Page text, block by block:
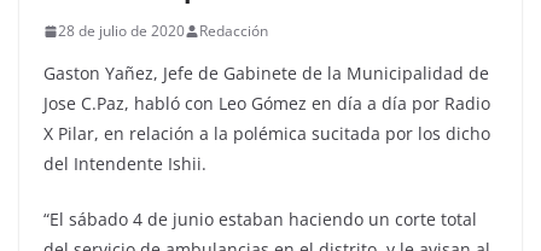
28 de julio de 2020 Redacción
Gaston Yañez, Jefe de Gabinete de la Municipalidad de
Jose C.Paz, habló con Leo Gómez en día a día por Radio
X Pilar, en relación a la polémica sucitada por los dicho
del Intendente Ishii.
“El sábado 4 de junio estaban haciendo un corte total